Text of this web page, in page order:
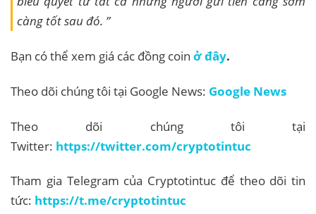
càng tốt sau đó. ”
Bạn có thể xem giá các đồng coin ở đây.
Theo dõi chúng tôi tại Google News: Google News
Theo dõi chúng tôi tại
Twitter: https://twitter.com/cryptotintuc
Tham gia Telegram của Cryptotintuc để theo dõi tin
tức: https://t.me/cryptotintuc